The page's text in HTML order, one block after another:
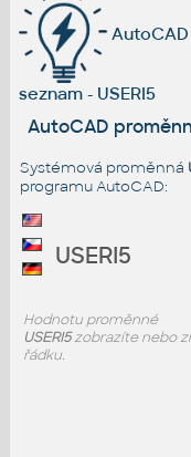
seznam - USERI5
AutoCAD
Systémová proměnná
programu AutoCAD:
USERI5
Hodnotu proměnné
USERI5zobrazíte nebo
řádku.